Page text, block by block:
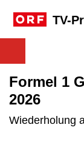
TV-
Formel 1
2026
Wiederholung